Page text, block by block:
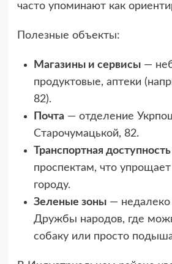
часто упоминают как
Полезные объекты:
Магазины и сервисы—
продуктовые, аптеки
82).
Почта— отделение
Старочумацькой, 82.
Транспортная доступность
проспектам, что
городу.
Зеленые зоны— недалеко
Дружбы народов, где
собаку или просто